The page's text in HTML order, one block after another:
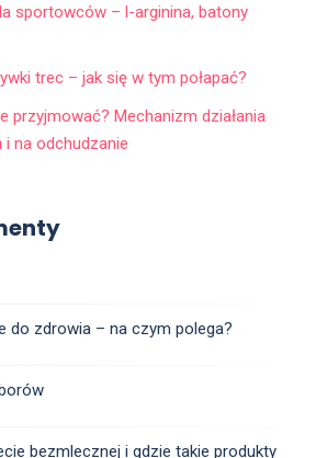
sportowców – l-arginina, batony
trec – jak się w tym połapać?
przyjmować? Mechanizm działania
na odchudzanie
do zdrowia – na czym polega?
bezmlecznej i gdzie takie produkty